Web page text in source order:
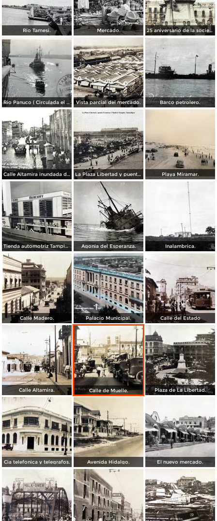
Rio Tamesi. Mercado. 25 aniversario de la sociedad mutua de artesanos de Benito Juarez ( Fechada el 2 de Octubre de 1910 ).
Rio Panuco ( Circulada el 17 de Mayo de 1932 ). Vista parcial del mercado. Barco petrolero.
Calle Altamira inundada despues del ciclon del 2 de Octubre de 1933. La Plaza Libertad y puente Francisco I Madero Tampico, Tamaulipas Playa Miramar.
Tienda automotriz Tampico, Tamaulipas ( Fechada el 25 de Junioo de 1951 ). Agonia del Esperanza. Inalambrica.
Calle Madero. Palacio Municipal. Calle del Estado
Calle Altamira. Calle de Muelle. Plaza de La Libertad.
Cia telefonica y telegrafos. Avenida Hidalgo. El nuevo mercado.